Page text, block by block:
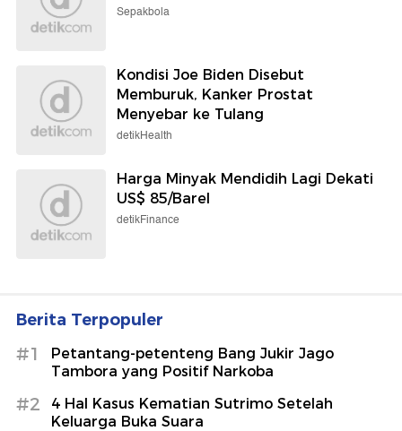
Sepakbola
Kondisi Joe Biden Disebut
Memburuk, Kanker Prostat
Menyebar ke Tulang
detikHealth
Harga Minyak Mendidih Lagi Dekati
US$ 85/Barel
detikFinance
Berita Terpopuler
#1
Petantang-petenteng Bang Jukir Jago
Tambora yang Positif Narkoba
#2
4 Hal Kasus Kematian Sutrimo Setelah
Keluarga Buka Suara